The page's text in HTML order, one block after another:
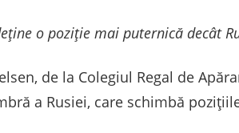
o poziție mai puternică decât
de la Colegiul Regal de
a Rusiei, care schimbă